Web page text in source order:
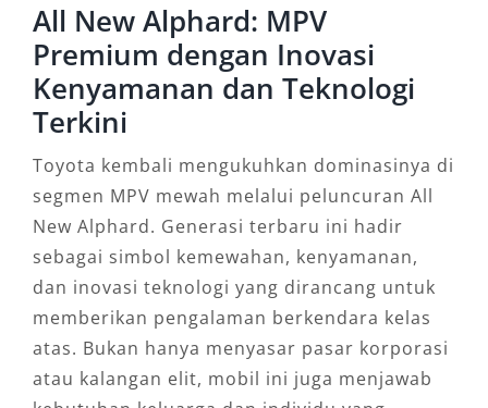
All New Alphard: MPV
Premium dengan Inovasi
Kenyamanan dan Teknologi
Terkini
Toyota kembali mengukuhkan dominasinya di
segmen MPV mewah melalui peluncuran All
New Alphard. Generasi terbaru ini hadir
sebagai simbol kemewahan, kenyamanan,
dan inovasi teknologi yang dirancang untuk
memberikan pengalaman berkendara kelas
atas. Bukan hanya menyasar pasar korporasi
atau kalangan elit, mobil ini juga menjawab